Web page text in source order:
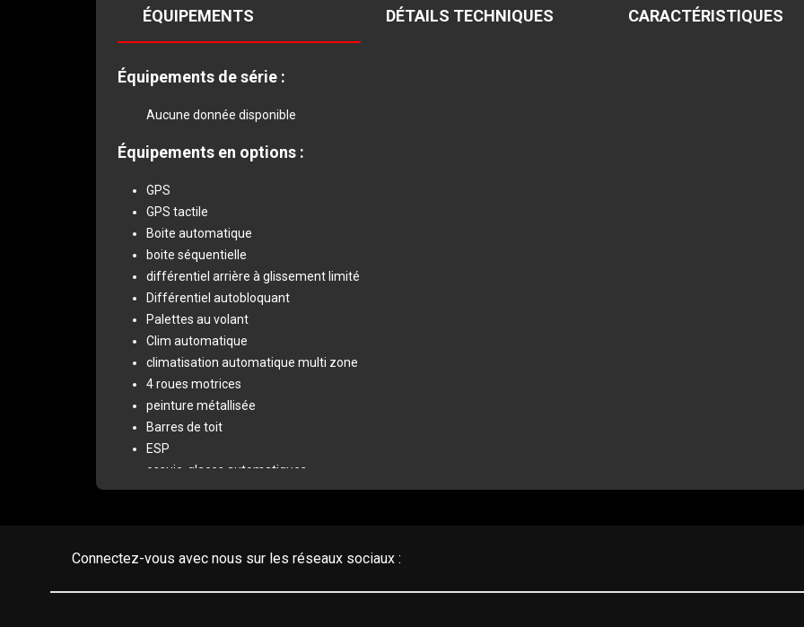
ÉQUIPEMENTS DÉTAILS TECHNIQUES CARACTÉRISTIQUES
Équipements de série :
Aucune donnée disponible
Équipements en options :
GPS
GPS tactile
Boite automatique
boite séquentielle
différentiel arrière à glissement limité
Différentiel autobloquant
Palettes au volant
Clim automatique
climatisation automatique multi zone
4 roues motrices
peinture métallisée
Barres de toit
ESP
essuie-glaces automatiques
feux ar. à LED
accoudoir central arrière
Connectez-vous avec nous sur les réseaux sociaux :